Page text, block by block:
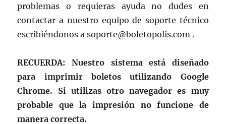
problemas o requieras ayuda no dudes en
contactar a nuestro equipo de soporte técnico
escribiéndonos a soporte@boletopolis.com .
RECUERDA: Nuestro sistema está diseñado
para imprimir boletos utilizando Google
Chrome. Si utilizas otro navegador es muy
probable que la impresión no funcione de
manera correcta.